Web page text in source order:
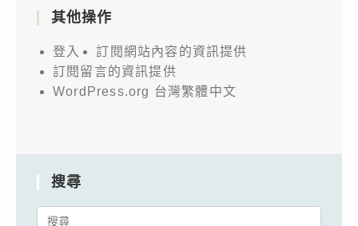
其他操作
登入
訂閱網站內容的資訊提供
訂閱留言的資訊提供
WordPress.org 台灣繁體中文
搜尋
Search